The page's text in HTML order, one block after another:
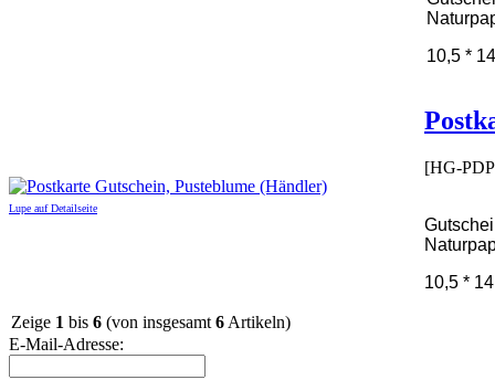
10,5 *
Lupe auf Detailseite
[HG-
10,5 *
Zeige 1 bis 6 (von insgesamt 6 Artikeln)
E-Mail-Adresse: